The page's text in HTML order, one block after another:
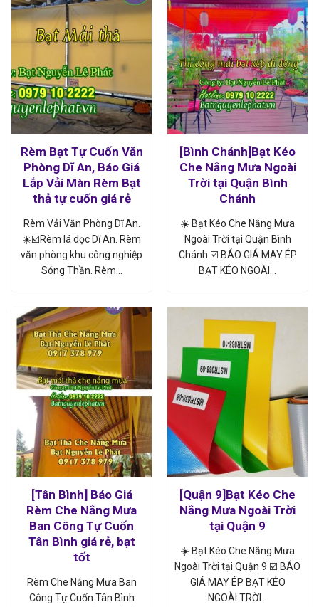
Rèm Bạt Tự Cuốn Văn
Phòng Dĩ An, Báo Giá
Lắp Vải Màn Rèm Bạt
thả tự cuốn giá rẻ
Rèm Vải Văn Phòng Dĩ An.
☀️☑️Rèm lá dọc Dĩ An. Rèm
văn phòng khu công nghiệp
Sóng Thần. Rèm…
[Bình Chánh]Bạt Kéo
Che Nắng Mưa Ngoài
Trời tại Quận Bình
Chánh
☀️ Bạt Kéo Che Nắng Mưa
Ngoài Trời tại Quận Bình
Chánh ☑️ BÁO GIÁ MAY ÉP
BẠT KÉO NGOÀI…
[Tân Bình] Báo Giá
Rèm Che Nắng Mưa
Ban Công Tự Cuốn
Tân Bình giá rẻ, bạt
tốt
Rèm Che Nắng Mưa Ban
Công Tự Cuốn Tân Bình
[Quận 9]Bạt Kéo Che
Nắng Mưa Ngoài Trời
tại Quận 9
☀️ Bạt Kéo Che Nắng Mưa
Ngoài Trời tại Quận 9 ☑️ BÁO
GIÁ MAY ÉP BẠT KÉO
NGOÀI TRỜI…